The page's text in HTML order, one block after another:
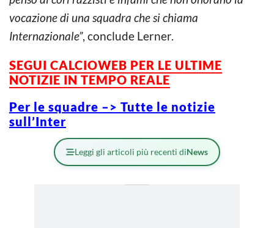
vocazione di una squadra che si chiama
Internazionale”, conclude Lerner.
SEGUI CALCIOWEB PER LE ULTIME
NOTIZIE IN TEMPO REALE
Per le squadre –> Tutte le notizie
sull’Inter
Leggi gli articoli più recenti diNews